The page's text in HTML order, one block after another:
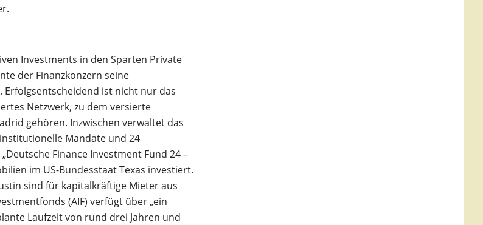
Investments in den Sparten Private
der Finanzkonzern seine
ist nicht nur das
Netzwerk, zu dem versierte
gehören. Inzwischen verwaltet das
Mandate und 24
Finance Investment Fund 24 –
im US-Bundesstaat Texas investiert.
sind für kapitalkräftige Mieter aus
(AIF) verfügt über „ein
Laufzeit von rund drei Jahren und